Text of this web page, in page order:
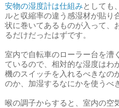
安物の湿度計は仕組み としても
ルと収縮率の違う感湿材が貼り
状に巻いてあるものが入って、
るだけだったはずです。
室内で自転車のローラー台を漕
ているので、相対的な湿度はわ
機のスイッチを入れるべきなの
のか、加湿するなにかを使うべ
喉の調子からすると、室内の空